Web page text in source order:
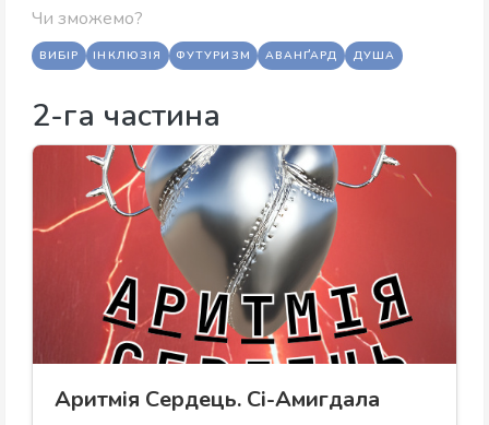
Чи зможемо?
ВИБІР ІНКЛЮЗІЯ ФУТУРИЗМ АВАНҐАРД ДУША
2-га частина​
Аритмія Сердець. Сі-Амигдала